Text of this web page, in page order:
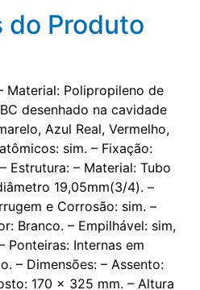
do Produto
Material: Polipropileno de
desenhado na cavidade
Azul Real, Vermelho,
sim. – Fixação:
Estrutura: – Material: Tubo
19,05mm(3/4). –
e Corrosão: sim. –
Branco. – Empilhável: sim,
Ponteiras: Internas em
– Dimensões: – Assento:
170 x 325 mm. – Altura